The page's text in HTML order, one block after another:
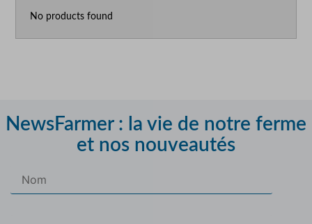
No products found
NewsFarmer : la vie de notre ferme
et nos nouveautés